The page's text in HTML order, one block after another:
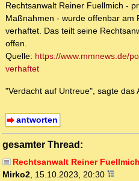
Rechtsanwalt Reiner Fuellmich -
Maßnahmen - wurde offenbar am
verhaftet. Das teilt seine
offen.
Quelle: https://www.mmnews.de/
verhaftet
"Verdacht auf Untreue", sagte das
antworten
gesamter Thread:
Rechtsanwalt Reiner
Mirko2, 15.10.2023, 20:30